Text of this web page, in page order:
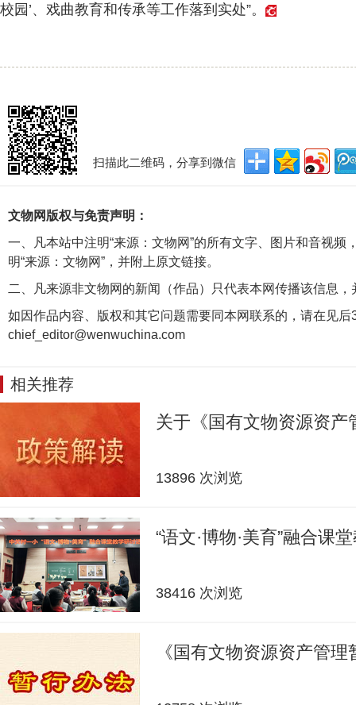
校园’、戏曲教育和传承等工作落到实处”。
扫描此二维码，分享到微信
文物网版权与免责声明：
一、凡本站中注明“来源：文物网”的所有文字、图片和音视
明“来源：文物网”，并附上原文链接。
二、凡来源非文物网的新闻（作品）只代表本网传播该信息
如因作品内容、版权和其它问题需要同本网联系的，请在见后
chief_editor@wenwuchina.com
相关推荐
关于《国有文物资源资
13896 次浏览
“语文·博物·美育”融合课
38416 次浏览
《国有文物资源资产管